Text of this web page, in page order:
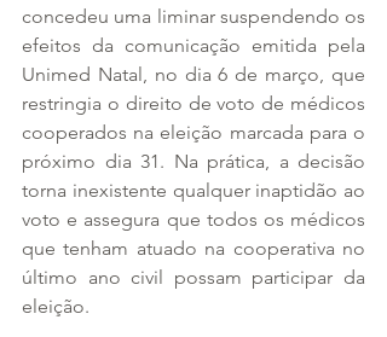
concedeu uma liminar suspendendo os
efeitos da comunicação emitida pela
Unimed Natal, no dia 6 de março, que
restringia o direito de voto de médicos
cooperados na eleição marcada para o
próximo dia 31. Na prática, a decisão
torna inexistente qualquer inaptidão ao
voto e assegura que todos os médicos
que tenham atuado na cooperativa no
último ano civil possam participar da
eleição.